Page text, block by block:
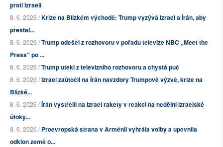
proti Izraeli
8. 6. 2026 /Krize na Blízkém východě: Trump vyzývá Izrael a Írán, aby
přestal...
8. 6. 2026 /Trump odešel z rozhovoru v pořadu televize NBC „Meet the
Press“ po ...
8. 6. 2026 /Trump utekl z televizního rozhovoru a chystá puč
8. 6. 2026 /Izrael zaútočil na Írán navzdory Trumpově výzvě, krize na
Blízké...
8. 6. 2026 /Írán vystřelil na Izrael rakety v reakci na nedělní izraelské
útoky...
8. 6. 2026 /Proevropská strana v Arménii vyhrála volby a upevnila
odklon země o...